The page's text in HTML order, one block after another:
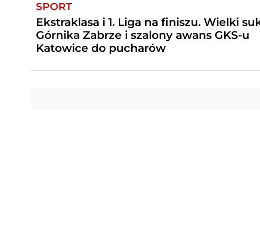
SPORT
Ekstraklasa i 1. Liga na finiszu. Wielki
Górnika Zabrze i szalony awans GKS-u
Katowice do pucharów